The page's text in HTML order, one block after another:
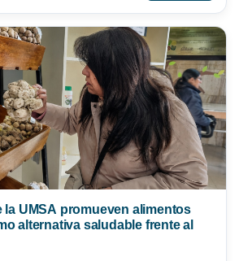
la UMSA promueven alimentos
alternativa saludable frente al